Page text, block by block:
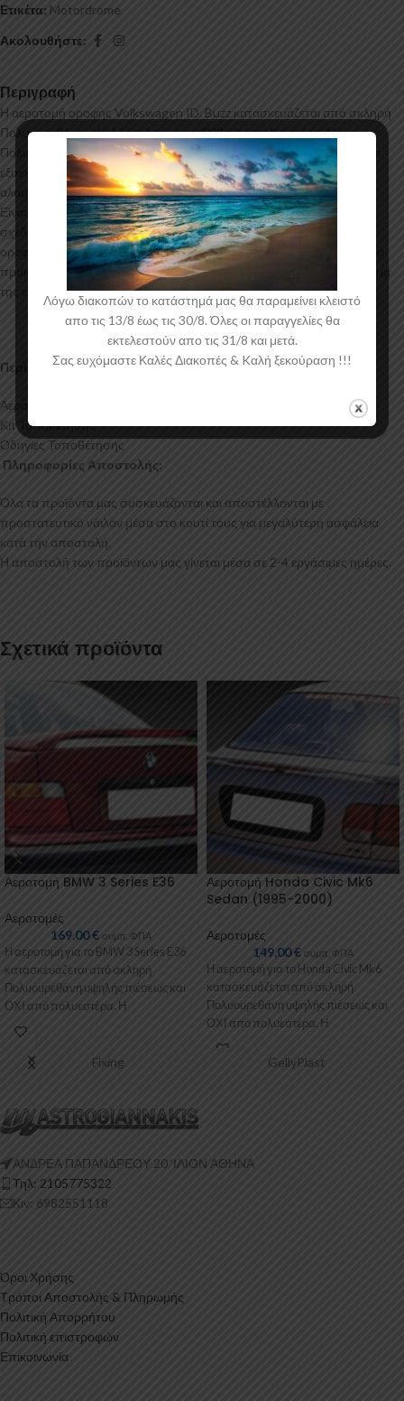
Ετικέτα: Motordrome
Ακολουθήστε:
Περιγραφή
Η αεροτομή οροφής Volkswagen ID. Buzz κατασκευάζεται από σκληρή
Πολυουρεθάνη υψηλής πιέσεως και ΟΧΙ από πολυεστέρα. Η
Πολυουρεθάνη είναι ένα πιο ανθεκτικό και ακριβό υλικό με εύκολη και
εξαιρετική εφαρμογή. Όλες οι αεροτομές παράγονται σε καλούπια
αλουμινίου για αυξημένη ποιότητα και αντοχή στη μαζική παραγωγή.
Είναι ελεγμένα για ανθεκτικότητα σε υψηλές θερμοκρασίες και έχουν
σχεδιαστεί με την καλύτερη λεπτομέρεια. Η επιπρόσθετη αεροτομή
οροφής για το Volkswagen ID. Buzz έρχεται στο χρώμα του υλικού. Το
προϊόν θα πρέπει να ασταρωθεί και στη συνέχεια να βαφτεί στο χρώμα
της επιλογής σας.
Περιεχόμενα Συσκευασίας:
Αεροτομή Οροφής Volkswagen ID. Buzz
Κιτ Τοποθέτησης
Οδηγίες Τοποθέτησης
Πληροφορίες Αποστολής:
Όλα τα προϊόντα μας συσκευάζονται και αποστέλλονται με
προστατευτικό νάιλον μέσα στο κουτί τους για μεγαλύτερη ασφάλεια
κατά την αποστολή.
Η αποστολή των προϊόντων μας γίνεται μέσα σε 2-4 εργάσιμες ημέρες.
Σχετικά προϊόντα
Αεροτομή BMW 3 Series E36
Αεροτομές
169,00€ συμπ. ΦΠΑ
Η αεροτομή για το BMW 3 Series E36
κατασκευάζεται από σκληρή
Πολυουρεθάνη υψηλής πιέσεως και
ΟΧΙ από πολυεστέρα. Η
Πολυουρεθάνη
Αεροτομή Honda Civic Mk6
Sedan (1995-2000)
Αεροτομές
149,00€ συμπ. ΦΠΑ
Η αεροτομή για το Honda Civic Mk6
κατασκευάζεται από σκληρή
Πολυουρεθάνη υψηλής πιέσεως και
ΟΧΙ από πολυεστέρα. Η
Πολυουρεθάνη είναι
Fixing GellyPlast
ΑΝΔΡΕΑ ΠΑΠΑΝΔΡΕΟΥ 20 ‘ΙΛΙΟΝ ΑΘΗΝΑ
Τηλ: 2105775322
Κιν: 6982551118
Όροι Χρήσης
Τρόποι Αποστολής & Πληρωμής
Πολιτική Απορρήτου
Πολιτική επιστροφών
Επικοινωνία
Λόγω διακοπών το κατάστημά μας θα παραμείνει κλειστό
απο τις 13/8 έως τις 30/8. Όλες οι παραγγελίες θα
εκτελεστούν απο τις 31/8 και μετά.
Σας ευχόμαστε Καλές Διακοπές & Kαλή ξεκούραση !!!